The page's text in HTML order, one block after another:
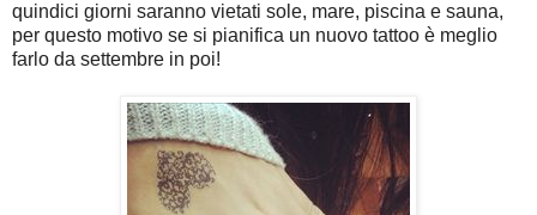
quindici giorni saranno vietati sole, mare, piscina e sauna,
per questo motivo se si pianifica un nuovo tattoo è meglio
farlo da settembre in poi!